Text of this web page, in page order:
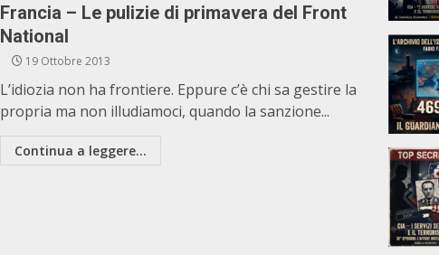
Francia – Le pulizie di primavera del Front
National
19 Ottobre 2013
L’idiozia non ha frontiere. Eppure c’è chi sa gestire la
propria ma non illudiamoci, quando la sanzione...
Continua a leggere...